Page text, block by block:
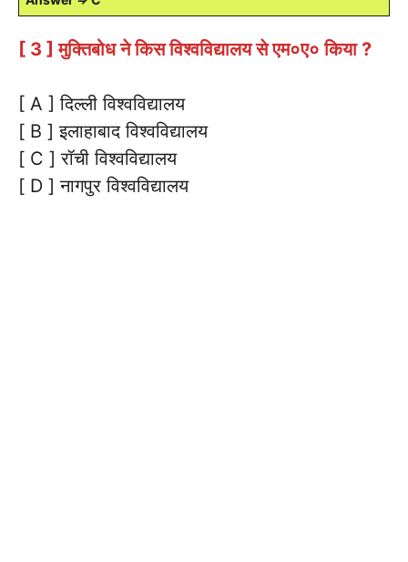
[ 3 ] मुक्तिबोध ने किस विश्वविद्यालय से एम०ए० किया ?
[ A ] दिल्ली विश्वविद्यालय
[ B ] इलाहाबाद विश्वविद्यालय
[ C ] रॉची विश्वविद्यालय
[ D ] नागपुर विश्वविद्यालय